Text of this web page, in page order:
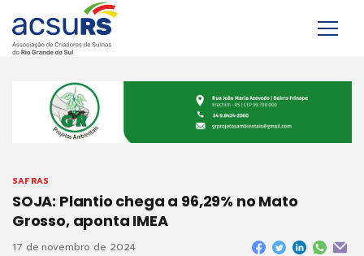
SAFRAS
SOJA: Plantio chega a 96,29% no Mato
Grosso, aponta IMEA
17 de novembro de 2024